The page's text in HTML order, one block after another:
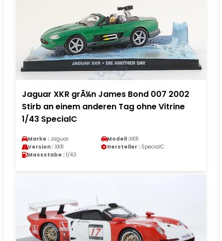
Jaguar XKR grÃ¼n James Bond 007 2002
Stirb an einem anderen Tag ohne Vitrine
1/43 SpecialC
Marke : Jaguar Modell :XKR
Version : XKR Hersteller : SpecialC
Massstabe : 1/43